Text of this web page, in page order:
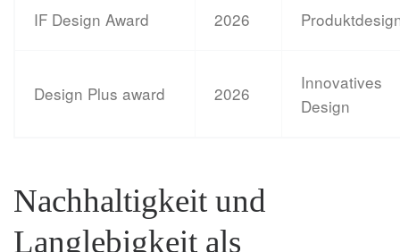
IF Design Award 2026
Design Plus award 2026
Innovatives
Design
Nachhaltigkeit und
Langlebigkeit als